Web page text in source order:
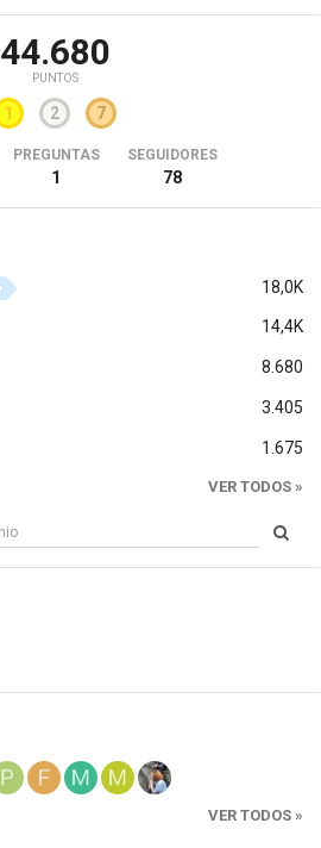
44.680
PUNTOS
1 2 7
PREGUNTAS
1
SEGUIDORES
78
18,0K
14,4K
8.680
3.405
1.675
VER TODOS »
VER TODOS »